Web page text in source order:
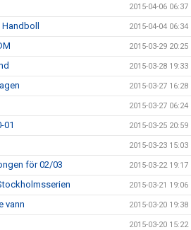
2015-04-06 06:37
2015-04-04 06:34
2015-03-29 20:25
2015-03-28 19:33
2015-03-27 16:28
2015-03-27 06:24
01 2015-03-25 20:59
2015-03-23 15:03
för 02/03 2015-03-22 19:17
2015-03-21 19:06
vann 2015-03-20 19:38
2015-03-20 15:22